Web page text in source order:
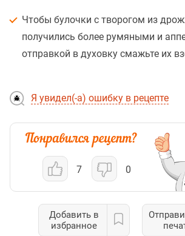
Чтобы булочки с творогом из
получились более румяными и
отправкой в духовку смажьте их
Я увидел(-а) ошибку в рецепте
7 0
Добавить в
избранное